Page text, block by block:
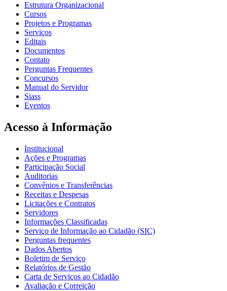
Estrutura Organizacional
Cursos
Projetos e Programas
Serviços
Editais
Documentos
Contato
Perguntas Frequentes
Concursos
Manual do Servidor
Siass
Eventos
Acesso à Informação
Institucional
Ações e Programas
Participação Social
Auditorias
Convênios e Transferências
Receitas e Despesas
Licitações e Contratos
Servidores
Informações Classificadas
Serviço de Informação ao Cidadão (SIC)
Perguntas frequentes
Dados Abertos
Boletim de Serviço
Relatórios de Gestão
Carta de Serviços ao Cidadão
Avaliação e Correição